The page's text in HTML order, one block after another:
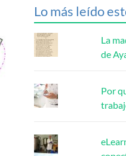
Lo más leído
La
de
Por